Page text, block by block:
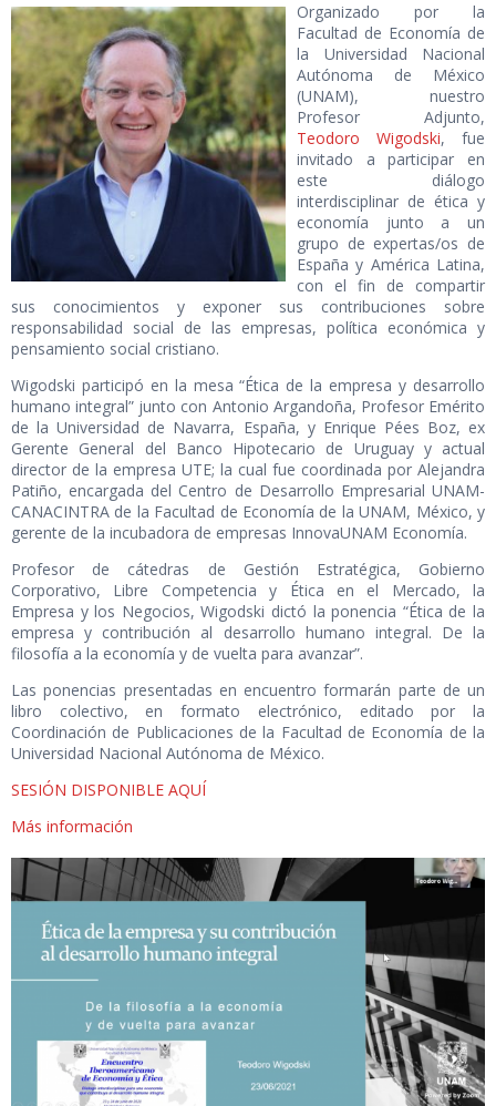
Organizado por la
Facultad de Economía de
la Universidad Nacional
Autónoma de México
(UNAM), nuestro
Profesor Adjunto,
Teodoro Wigodski, fue
invitado a participar en
este diálogo
interdisciplinar de ética y
economía junto a un
grupo de expertas/os de
España y América Latina,
con el fin de compartir
sus conocimientos y exponer sus contribuciones sobre
responsabilidad social de las empresas, política económica y
pensamiento social cristiano.
Wigodski participó en la mesa “Ética de la empresa y desarrollo
humano integral” junto con Antonio Argandoña, Profesor Emérito
de la Universidad de Navarra, España, y Enrique Pées Boz, ex
Gerente General del Banco Hipotecario de Uruguay y actual
director de la empresa UTE; la cual fue coordinada por Alejandra
Patiño, encargada del Centro de Desarrollo Empresarial UNAM-
CANACINTRA de la Facultad de Economía de la UNAM, México, y
gerente de la incubadora de empresas InnovaUNAM Economía.
Profesor de cátedras de Gestión Estratégica, Gobierno
Corporativo, Libre Competencia y Ética en el Mercado, la
Empresa y los Negocios, Wigodski dictó la ponencia “Ética de la
empresa y contribución al desarrollo humano integral. De la
filosofía a la economía y de vuelta para avanzar”.
Las ponencias presentadas en encuentro formarán parte de un
libro colectivo, en formato electrónico, editado por la
Coordinación de Publicaciones de la Facultad de Economía de la
Universidad Nacional Autónoma de México.
SESIÓN DISPONIBLE AQUÍ
Más información